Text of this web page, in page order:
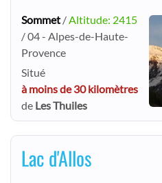
Sommet /Altitude: 2415
/ 04 - Alpes-de-Haute-
Provence
Situé
à moins de 30 kilomètres
de Les Thuiles
Lac d'Allos